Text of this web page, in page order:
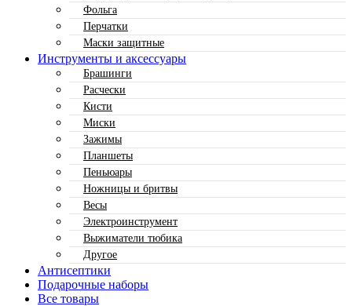
Фольга
Перчатки
Маски защитные
Инструменты и аксессуары
Брашинги
Расчески
Кисти
Миски
Зажимы
Планшеты
Пеньюары
Ножницы и бритвы
Весы
Электроинструмент
Выжиматели тюбика
Другое
Антисептики
Подарочные наборы
Все товары